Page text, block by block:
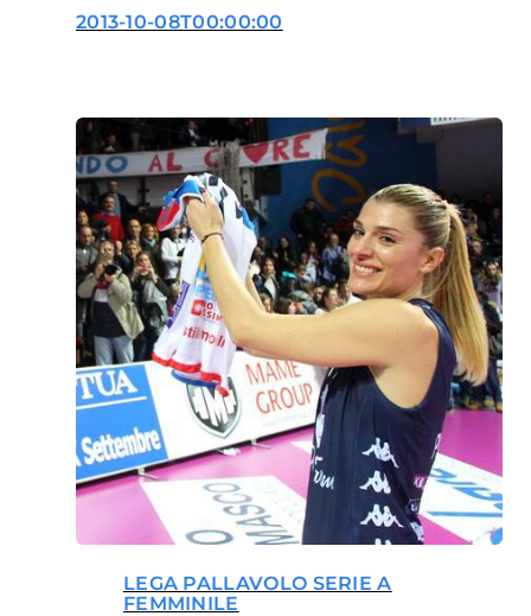
2013-10-08T00:00:00
LEGA PALLAVOLO SERIE A
FEMMINILE